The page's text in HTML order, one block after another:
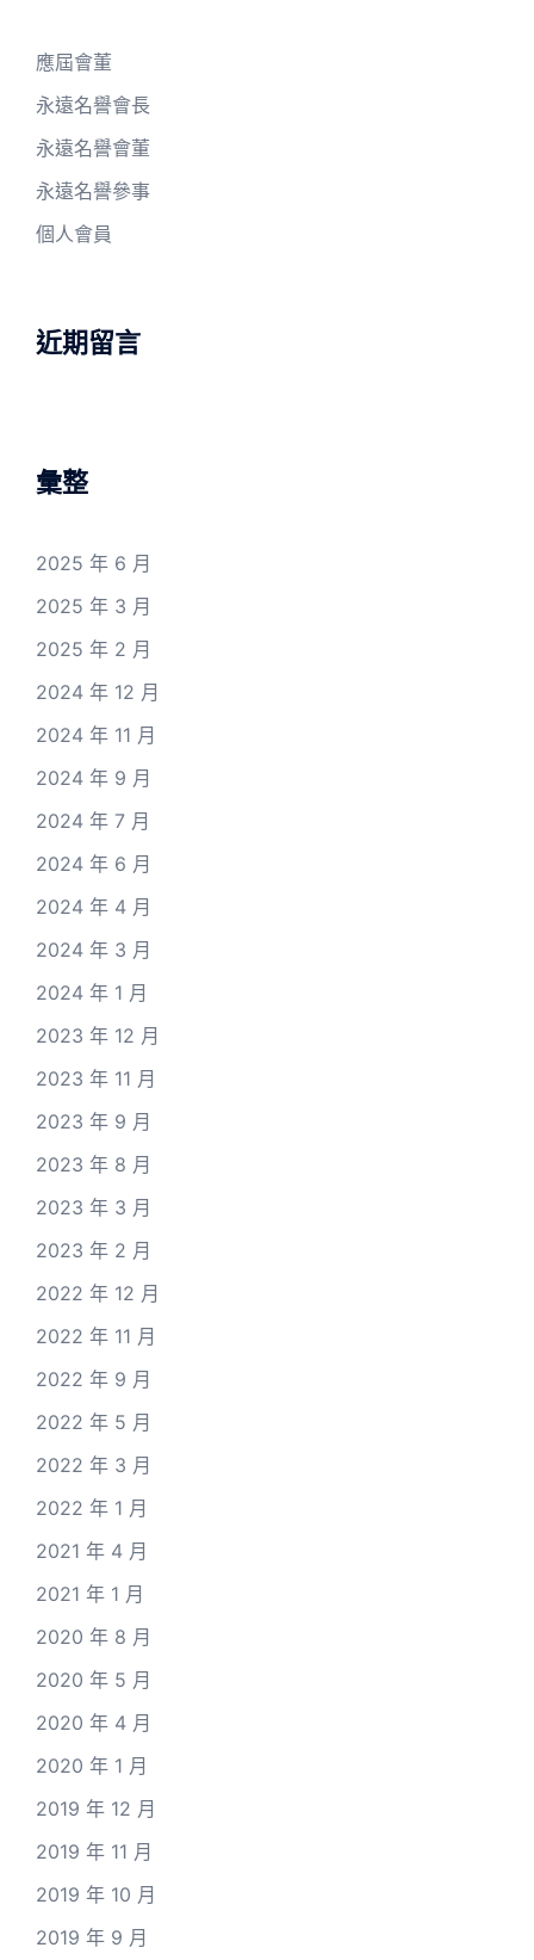
應屆會董
永遠名譽會長
永遠名譽會董
永遠名譽參事
個人會員
近期留言
彙整
2025 年 6 月
2025 年 3 月
2025 年 2 月
2024 年 12 月
2024 年 11 月
2024 年 9 月
2024 年 7 月
2024 年 6 月
2024 年 4 月
2024 年 3 月
2024 年 1 月
2023 年 12 月
2023 年 11 月
2023 年 9 月
2023 年 8 月
2023 年 3 月
2023 年 2 月
2022 年 12 月
2022 年 11 月
2022 年 9 月
2022 年 5 月
2022 年 3 月
2022 年 1 月
2021 年 4 月
2021 年 1 月
2020 年 8 月
2020 年 5 月
2020 年 4 月
2020 年 1 月
2019 年 12 月
2019 年 11 月
2019 年 10 月
2019 年 9 月